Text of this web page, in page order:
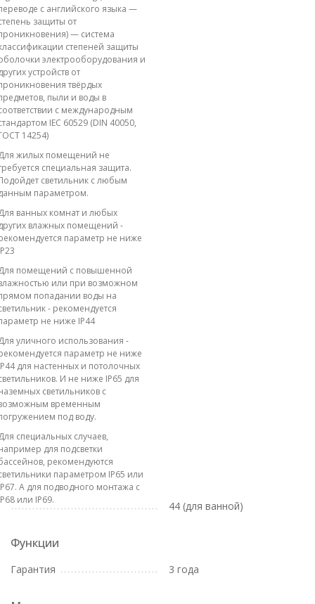
с английского языка —
защиты от
— система
степеней защиты
электрооборудования и
устройств от
твёрдых
пыли и воды в
с международным
IEC 60529 (DIN 40050,
14254)
жилых помещений не
специальная защита.
светильник с любым
параметром.
ванных комнат и любых
влажных помещений -
параметр не ниже
помещений с повышенной
или при возможном
попадании воды на
- рекомендуется
не ниже IP44
уличного использования -
параметр не ниже
для настенных и потолочных
И не ниже IP65 для
светильников с
временным
под воду.
специальных случаев,
для подсветки
рекомендуются
параметром IP65 или
А для подводного монтажа с
или IP69.
44 (для ванной)
Функции
Гарантия 3 года